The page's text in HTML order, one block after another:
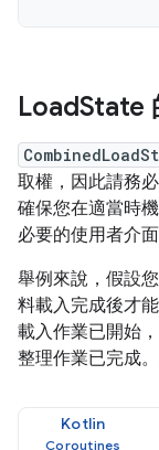
LoadState
取權，因此請務
確保您在適當時
必要的使用者介面
舉例來說，假設
料載入完成後才
載入作業已開始
整理作業已完成
Kotlin